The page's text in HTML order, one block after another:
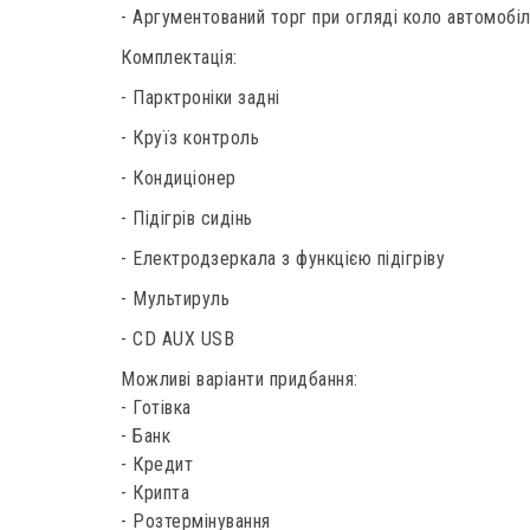
- Аргументований торг при огляді коло
Комплектація:
- Парктроніки задні
- Круїз контроль
- Кондиціонер
- Підігрів сидінь
- Електродзеркала з функцією підігріву
- Мультируль
- CD AUX USB
Можливі варіанти придбання:
- Готівка
- Банк
- Кредит
- Крипта
- Розтермінування